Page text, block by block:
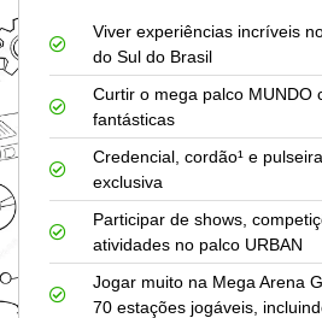
Viver experiências incríveis
do Sul do Brasil
Curtir o mega palco MUNDO
fantásticas
Credencial, cordão¹ e
exclusiva
Participar de shows,
atividades no palco URBAN
Jogar muito na Mega Arena
70 estações jogáveis,